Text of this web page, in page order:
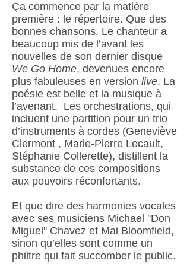
Ça commence par la matière
première : le répertoire. Que des
bonnes chansons. Le chanteur a
beaucoup mis de l’avant les
nouvelles de son dernier disque
We Go Home, devenues encore
plus fabuleuses en version live. La
poésie est belle et la musique à
l’avenant. Les orchestrations, qui
incluent une partition pour un trio
d’instruments à cordes (Geneviève
Clermont , Marie-Pierre Lecault,
Stéphanie Collerette), distillent la
substance de ces compositions
aux pouvoirs réconfortants.
Et que dire des harmonies vocales
avec ses musiciens Michael ''Don
Miguel'' Chavez et Mai Bloomfield,
sinon qu’elles sont comme un
philtre qui fait succomber le public.